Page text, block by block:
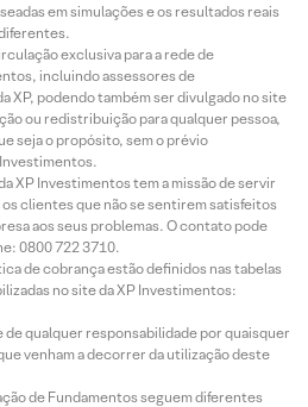
em simulações e os resultados reais
exclusiva para a rede de
incluindo assessores de
XP, podendo também ser divulgado no site
ou redistribuição para qualquer pessoa,
seja o propósito, sem o prévio
XP Investimentos tem a missão de servir
clientes que não se sentirem satisfeitos
aos seus problemas. O contato pode
0800 722 3710.
de cobrança estão definidos nas tabelas
no site da XP Investimentos:
de qualquer responsabilidade por quaisquer
venham a decorrer da utilização deste
de Fundamentos seguem diferentes